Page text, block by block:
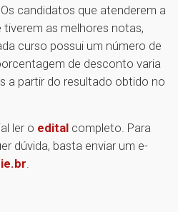
candidatos que atenderem a
as melhores notas,
curso possui um número de
de desconto varia
a partir do resultado obtido no
ler o edital completo. Para
dúvida, basta enviar um e-